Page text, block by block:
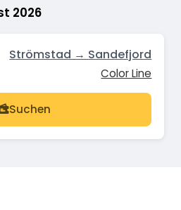
2026
Strömstad → Sandefjord
Color Line
Suchen